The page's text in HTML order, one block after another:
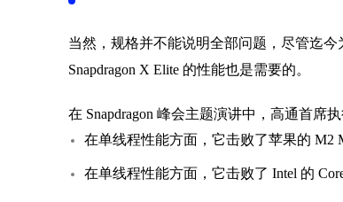
当然，规格并不能说明全部问题，尽管迄今
Snapdragon X Elite 的性能也是需要的。
在 Snapdragon 峰会主题演讲中，高通首席
在单线程性能方面，它击败了苹果的 M2
在单线程性能方面，它击败了 Intel 的